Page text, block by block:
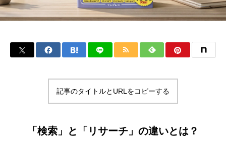
記事のタイトルとURLをコピーする
「検索」と「リサーチ」の違いとは？